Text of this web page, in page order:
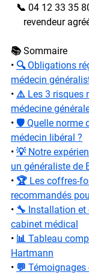
📞 04 12 33 35
revendeur
📚 Sommaire
• 🔍 Obligations
médecin
• ⚠️ Les 3 risques
médecine
• 🛡️ Quelle norme
médecin libéral ?
• 💡 Notre
un généraliste de
• 🏆 Les coffres-
recommandés
• 🔧 Installation et
cabinet médical
• 📊 Tableau
Hartmann
• 💬